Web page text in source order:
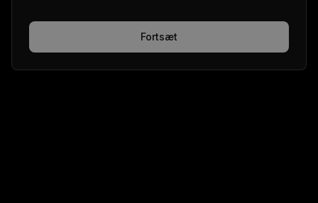
Fortsæt